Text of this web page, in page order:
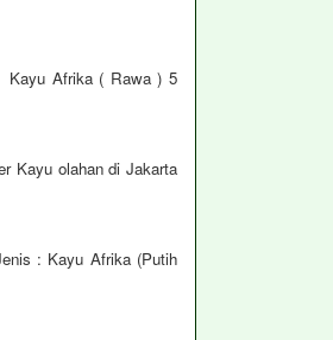
Kayu Afrika ( Rawa ) 5
Kayu olahan di Jakarta
: Kayu Afrika (Putih